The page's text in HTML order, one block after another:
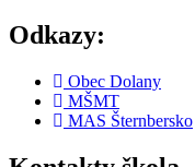
Odkazy:
Obec Dolany
MŠMT
MAS Šternbersko